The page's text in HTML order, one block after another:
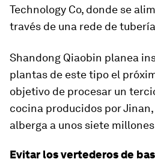
Technology Co, donde se
través de una rede de
Shandong Qiaobin planea
plantas de este tipo el
objetivo de procesar un
cocina producidos por
alberga a unos siete
Evitar los vertederos de